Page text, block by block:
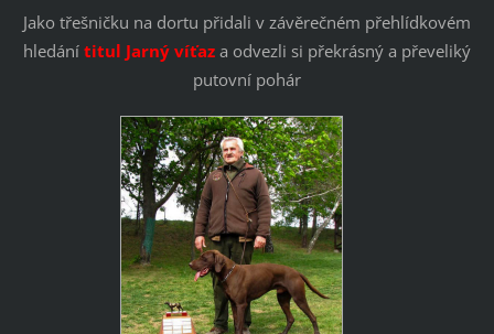
Jako třešničku na dortu přidali v závěrečném přehlídkovém
hledání titul Jarný víťaz a odvezli si překrásný a převeliký
putovní pohár